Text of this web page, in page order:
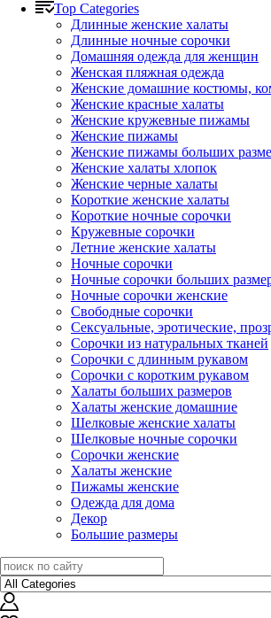
Top Categories
Длинные женские халаты
Длинные ночные сорочки
Домашняя одежда для женщин
Женская пляжная одежда
Женские домашние костюмы,
Женские красные халаты
Женские кружевные пижамы
Женские пижамы
Женские пижамы больших
Женские халаты хлопок
Женские черные халаты
Короткие женские халаты
Короткие ночные сорочки
Кружевные сорочки
Летние женские халаты
Ночные сорочки
Ночные сорочки больших
Ночные сорочки женские
Свободные сорочки
Сексуальные, эротические,
Сорочки из натуральных тканей
Сорочки с длинным рукавом
Сорочки с коротким рукавом
Халаты больших размеров
Халаты женские домашние
Шелковые женские халаты
Шелковые ночные сорочки
Сорочки женские
Халаты женские
Пижамы женские
Одежда для дома
Декор
Большие размеры